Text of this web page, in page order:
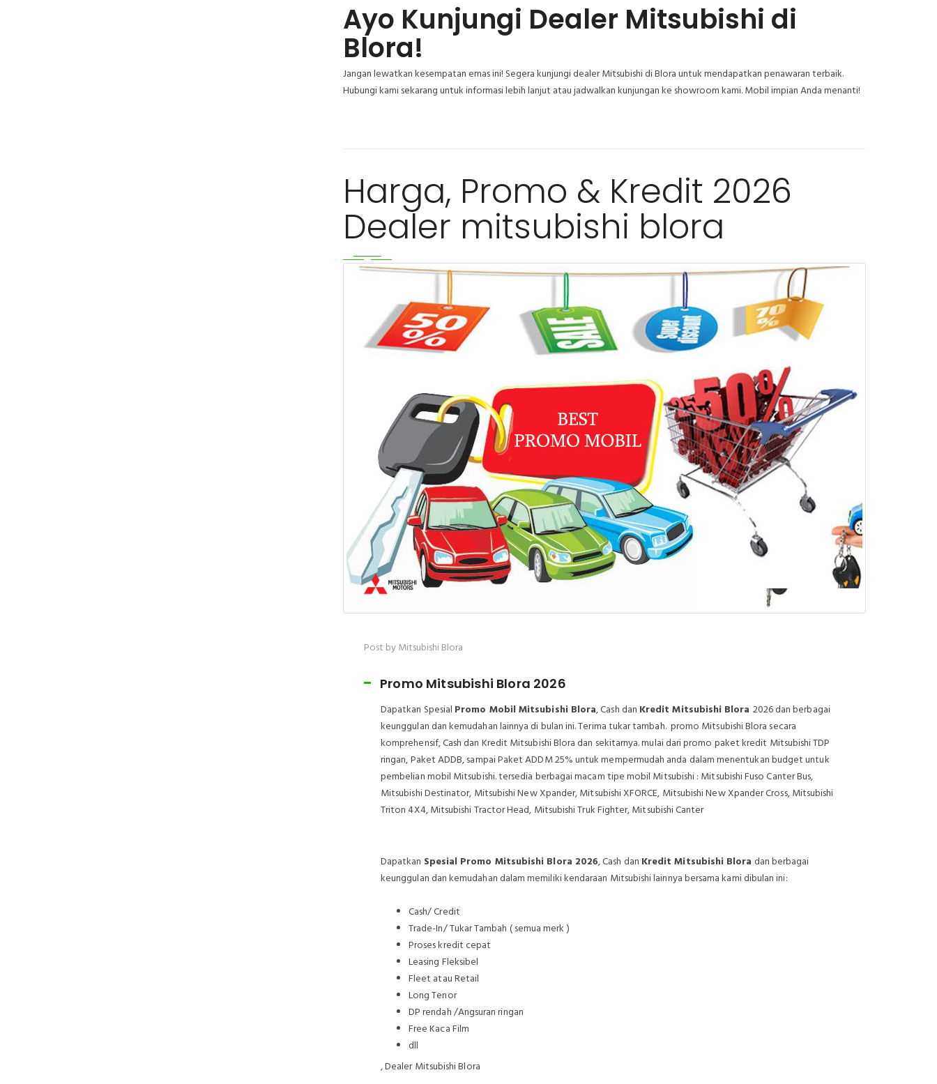
Ayo Kunjungi Dealer Mitsubishi di
Blora!
Jangan lewatkan kesempatan emas ini! Segera kunjungi dealer Mitsubishi di Blora untuk mendapatkan penawaran terbaik.
Hubungi kami sekarang untuk informasi lebih lanjut atau jadwalkan kunjungan ke showroom kami. Mobil impian Anda menanti!
Harga, Promo & Kredit 2026
Dealer mitsubishi blora
Post by Mitsubishi Blora
Promo Mitsubishi Blora 2026
Dapatkan Spesial Promo Mobil Mitsubishi Blora, Cash dan Kredit Mitsubishi Blora 2026 dan berbagai
keunggulan dan kemudahan lainnya di bulan ini. Terima tukar tambah. promo Mitsubishi Blora secara
komprehensif, Cash dan Kredit Mitsubishi Blora dan sekitarnya. mulai dari promo paket kredit Mitsubishi TDP
ringan, Paket ADDB, sampai Paket ADDM 25% untuk mempermudah anda dalam menentukan budget untuk
pembelian mobil Mitsubishi. tersedia berbagai macam tipe mobil Mitsubishi : Mitsubishi Fuso Canter Bus,
Mitsubishi Destinator, Mitsubishi New Xpander, Mitsubishi XFORCE, Mitsubishi New Xpander Cross, Mitsubishi
Triton 4X4, Mitsubishi Tractor Head, Mitsubishi Truk Fighter, Mitsubishi Canter
Dapatkan Spesial Promo Mitsubishi Blora 2026, Cash dan Kredit Mitsubishi Blora dan berbagai
keunggulan dan kemudahan dalam memiliki kendaraan Mitsubishi lainnya bersama kami dibulan ini:
Cash/ Credit
Trade-In/ Tukar Tambah ( semua merk )
Proses kredit cepat
Leasing Fleksibel
Fleet atau Retail
Long Tenor
DP rendah /Angsuran ringan
Free Kaca Film
dll
, Dealer Mitsubishi Blora